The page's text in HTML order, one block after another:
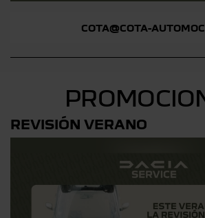
COTA@COTA-
REVISIÓN VERANO